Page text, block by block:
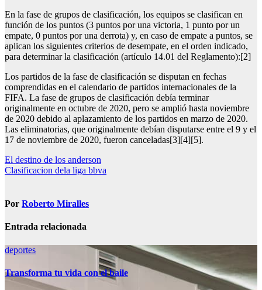
En la fase de grupos de clasificación, los equipos se clasifican en
función de los puntos (3 puntos por una victoria, 1 punto por un
empate, 0 puntos por una derrota) y, en caso de empate a puntos, se
aplican los siguientes criterios de desempate, en el orden indicado,
para determinar la clasificación (artículo 14.01 del Reglamento):[2]
Los partidos de la fase de clasificación se disputan en fechas
comprendidas en el calendario de partidos internacionales de la
FIFA. La fase de grupos de clasificación debía terminar
originalmente en octubre de 2020, pero se amplió hasta noviembre
de 2020 debido al aplazamiento de los partidos en marzo de 2020.
Las eliminatorias, que originalmente debían disputarse entre el 9 y el
17 de noviembre de 2020, fueron canceladas[3][4][5].
Navegación
de
El destino de los anderson
Clasificacion dela liga bbva
Por Roberto Miralles
Entrada relacionada
deportes
Transforma tu vida con el baile